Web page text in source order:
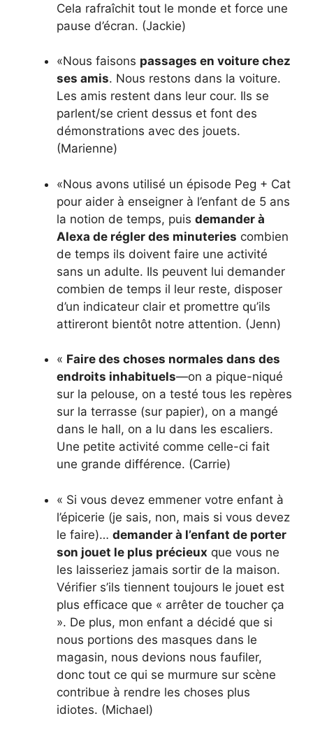
Cela rafraîchit tout le monde et force une
pause d’écran. (Jackie)
«Nous faisons passages en voiture chez
ses amis. Nous restons dans la voiture.
Les amis restent dans leur cour. Ils se
parlent/se crient dessus et font des
démonstrations avec des jouets.
(Marienne)
«Nous avons utilisé un épisode Peg + Cat
pour aider à enseigner à l’enfant de 5 ans
la notion de temps, puis demander à
Alexa de régler des minuteries combien
de temps ils doivent faire une activité
sans un adulte. Ils peuvent lui demander
combien de temps il leur reste, disposer
d’un indicateur clair et promettre qu’ils
attireront bientôt notre attention. (Jenn)
« Faire des choses normales dans des
endroits inhabituels—on a pique-niqué
sur la pelouse, on a testé tous les repères
sur la terrasse (sur papier), on a mangé
dans le hall, on a lu dans les escaliers.
Une petite activité comme celle-ci fait
une grande différence. (Carrie)
« Si vous devez emmener votre enfant à
l’épicerie (je sais, non, mais si vous devez
le faire)… demander à l’enfant de porter
son jouet le plus précieux que vous ne
les laisseriez jamais sortir de la maison.
Vérifier s’ils tiennent toujours le jouet est
plus efficace que « arrêter de toucher ça
». De plus, mon enfant a décidé que si
nous portions des masques dans le
magasin, nous devions nous faufiler,
donc tout ce qui se murmure sur scène
contribue à rendre les choses plus
idiotes. (Michael)